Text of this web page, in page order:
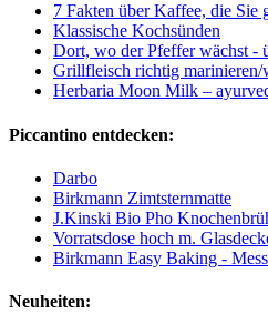
7 Fakten über Kaffee, die Sie
Klassische Kochsünden
Dort, wo der Pfeffer wächst -
Grillfleisch richtig marinieren/
Herbaria Moon Milk –
Piccantino entdecken:
Darbo
Birkmann Zimtsternmatte
J.Kinski Bio Pho
Vorratsdose hoch m.
Birkmann Easy Baking -
Neuheiten: